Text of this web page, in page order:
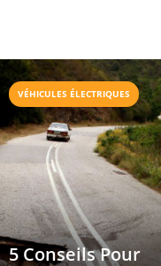
VÉHICULES ÉLECTRIQUES
5 Conseils Pour